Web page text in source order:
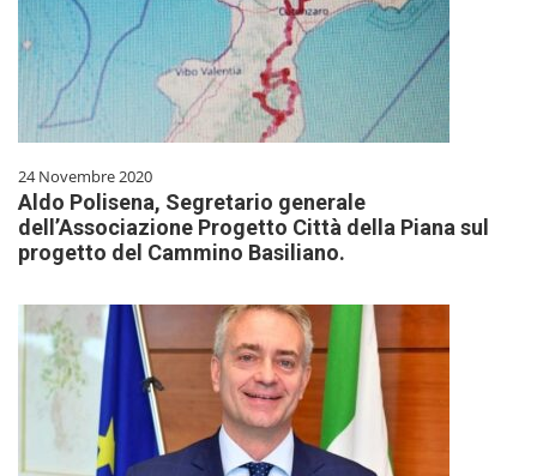
24 Novembre 2020
Aldo Polisena, Segretario generale
dell’Associazione Progetto Città della Piana sul
progetto del Cammino Basiliano.